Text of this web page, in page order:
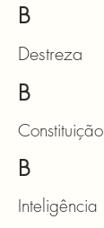
B
Destreza
B
Constituição
B
Inteligência